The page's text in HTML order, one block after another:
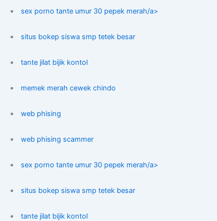
sex porno tante umur 30 pepek merah/a>
situs bokep siswa smp tetek besar
tante jilat bijik kontol
memek merah cewek chindo
web phising
web phising scammer
sex porno tante umur 30 pepek merah/a>
situs bokep siswa smp tetek besar
tante jilat bijik kontol